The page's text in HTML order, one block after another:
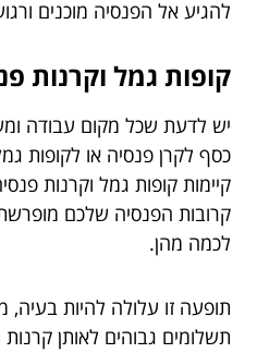
להגיע אל הפנסיה מוכנים
קופות גמל וקרנות
יש לדעת שכל מקום עבודה
כסף לקרן פנסיה או לקופות
קיימות קופות גמל וקרנות
קרובות הפנסיה שלכם
לכמה מהן.
תופעה זו עלולה להיות בעיה,
תשלומים גבוהים לאותן